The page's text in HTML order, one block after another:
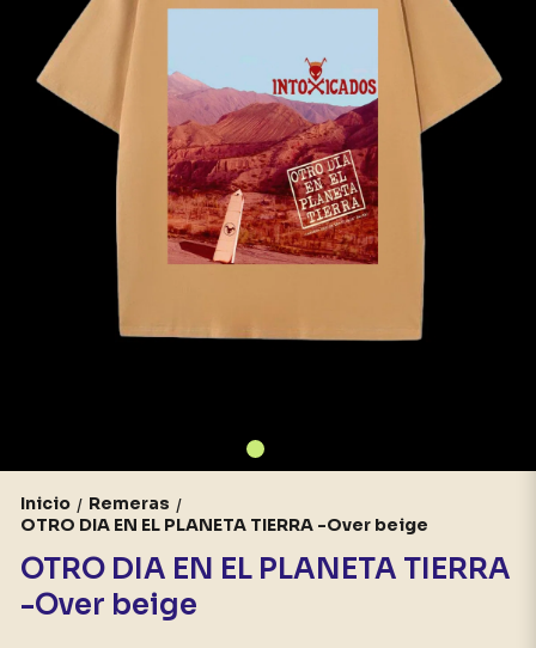
Inicio / Remeras /
OTRO DIA EN EL PLANETA TIERRA -Over beige
OTRO DIA EN EL PLANETA TIERRA
-Over beige